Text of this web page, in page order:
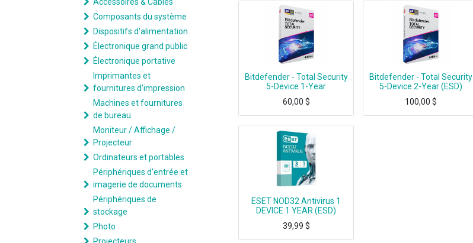
Composants du système
Dispositifs d'alimentation
Électronique grand public
Électronique portative
Imprimantes et
fournitures d'impression
Machines et fournitures
de bureau
Moniteur / Affichage /
Projecteur
Ordinateurs et portables
Périphériques d'entrée et
imagerie de documents
Périphériques de
stockage
Photo
Bitdefender - Total Security
5-Device 1-Year
60,00 $
Bitdefender - Total Security
5-Device 2-Year (ESD)
100,00 $
ESET NOD32 Antivirus 1
DEVICE 1 YEAR (ESD)
39,99 $